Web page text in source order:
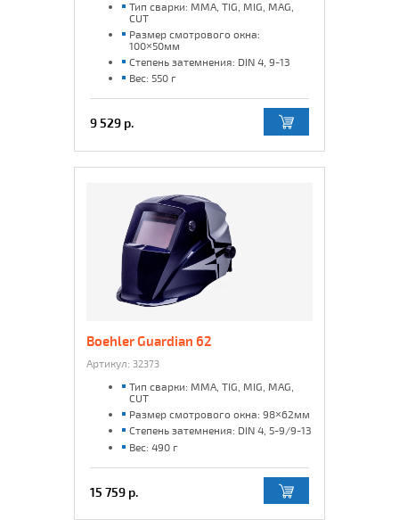
Тип сварки: MMA, TIG, MIG, MAG,
CUT
Размер смотрового окна:
100×50мм
Степень затемнения: DIN 4, 9-13
Вес: 550 г
9 529 р.
Boehler Guardian 62
Артикул: 32373
Тип сварки: MMA, TIG, MIG, MAG,
CUT
Размер смотрового окна: 98×62мм
Степень затемнения: DIN 4, 5-9/9-13
Вес: 490 г
15 759 р.